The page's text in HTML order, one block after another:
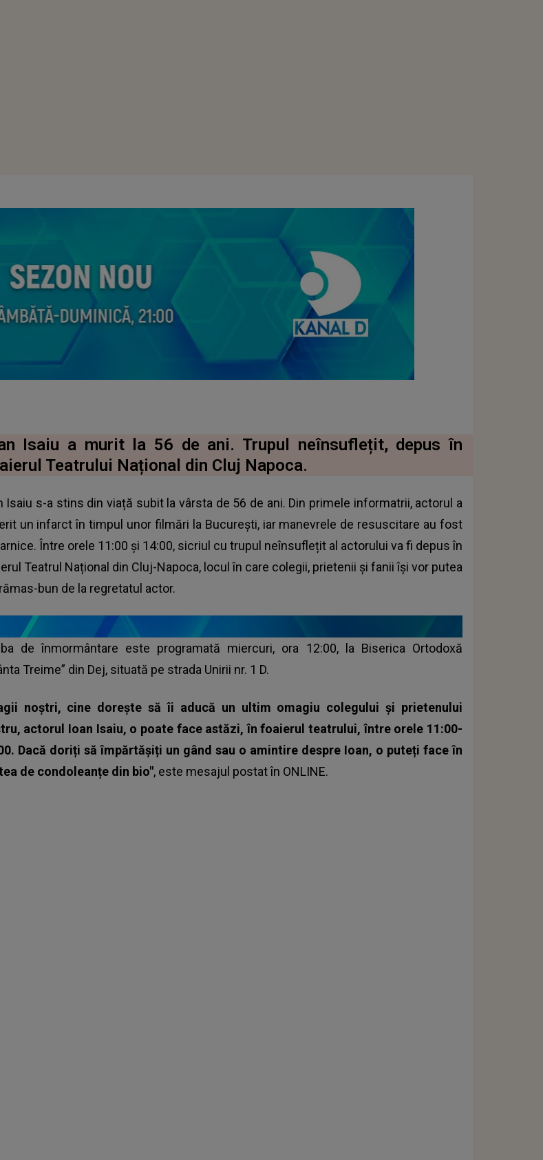
ARTICOLUL
Isaiu a murit la 56 de ani. Trupul neînsuflețit, depus în
Teatrului Național din Cluj Napoca.
Isaiu s-a stins din viață subit la vârsta de 56 de ani. Din primele informatrii, actorul a
un infarct în timpul unor filmări la București, iar manevrele de resuscitare au fost
Între orele 11:00 și 14:00, sicriul cu trupul neînsuflețit al actorului va fi depus în
Teatrul Național din Cluj-Napoca, locul în care colegii, prietenii și fanii își vor putea
bun de la regretatul actor.
de înmormântare este programată miercuri, ora 12:00, la Biserica Ortodoxă
Treime” din Dej, situată pe strada Unirii nr. 1 D.
noștri, cine dorește să îi aducă un ultim omagiu colegului și prietenului
actorul Ioan Isaiu, o poate face astăzi, în foaierul teatrului, între orele 11:00-
Dacă doriți să împărtășiți un gând sau o amintire despre Ioan, o puteți face în
de condoleanțe din bio", este mesajul postat în ONLINE.